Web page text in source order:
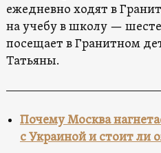
ежедневно ходят в
на учебу в школу —
посещает в Гранитном
Татьяны.
Почему Москва
с Украиной и стоит ли